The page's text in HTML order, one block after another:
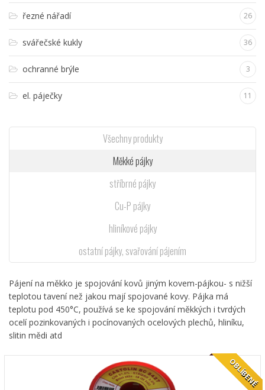
řezné nářadí 26
svářečské kukly 36
ochranné brýle 3
el. páječky 11
Všechny produkty
Měkké pájky
stříbrné pájky
Cu-P pájky
hliníkové pájky
ostatní pájky, svařování pájením
Pájení na měkko je spojování kovů jiným kovem-pájkou- s nižší
teplotou tavení než jakou mají spojované kovy. Pájka má
teplotu pod 450°C, používá se ke spojování měkkých i tvrdých
ocelí pozinkovaných i pocínovaných ocelových plechů, hliníku,
slitin mědi atd
OBLÍBENÉ